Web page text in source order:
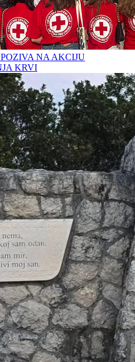
NA AKCIJU
KRVI